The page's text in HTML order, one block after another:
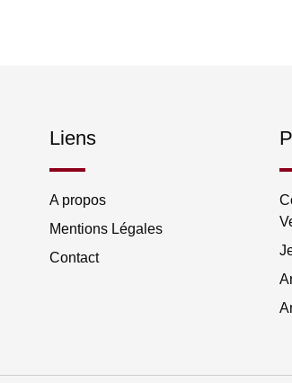
Liens
A propos
Mentions Légales
Contact